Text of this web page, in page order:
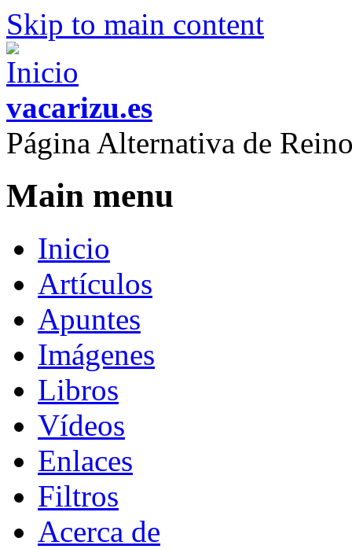
Skip to main content
vacarizu.es
Página Alternativa de
Main menu
Inicio
Artículos
Apuntes
Imágenes
Libros
Vídeos
Enlaces
Filtros
Acerca de